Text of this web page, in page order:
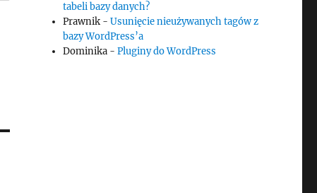
tabeli bazy danych?
Prawnik -Usunięcie nieużywanych tagów z
bazy WordPress’a
Dominika -Pluginy do WordPress